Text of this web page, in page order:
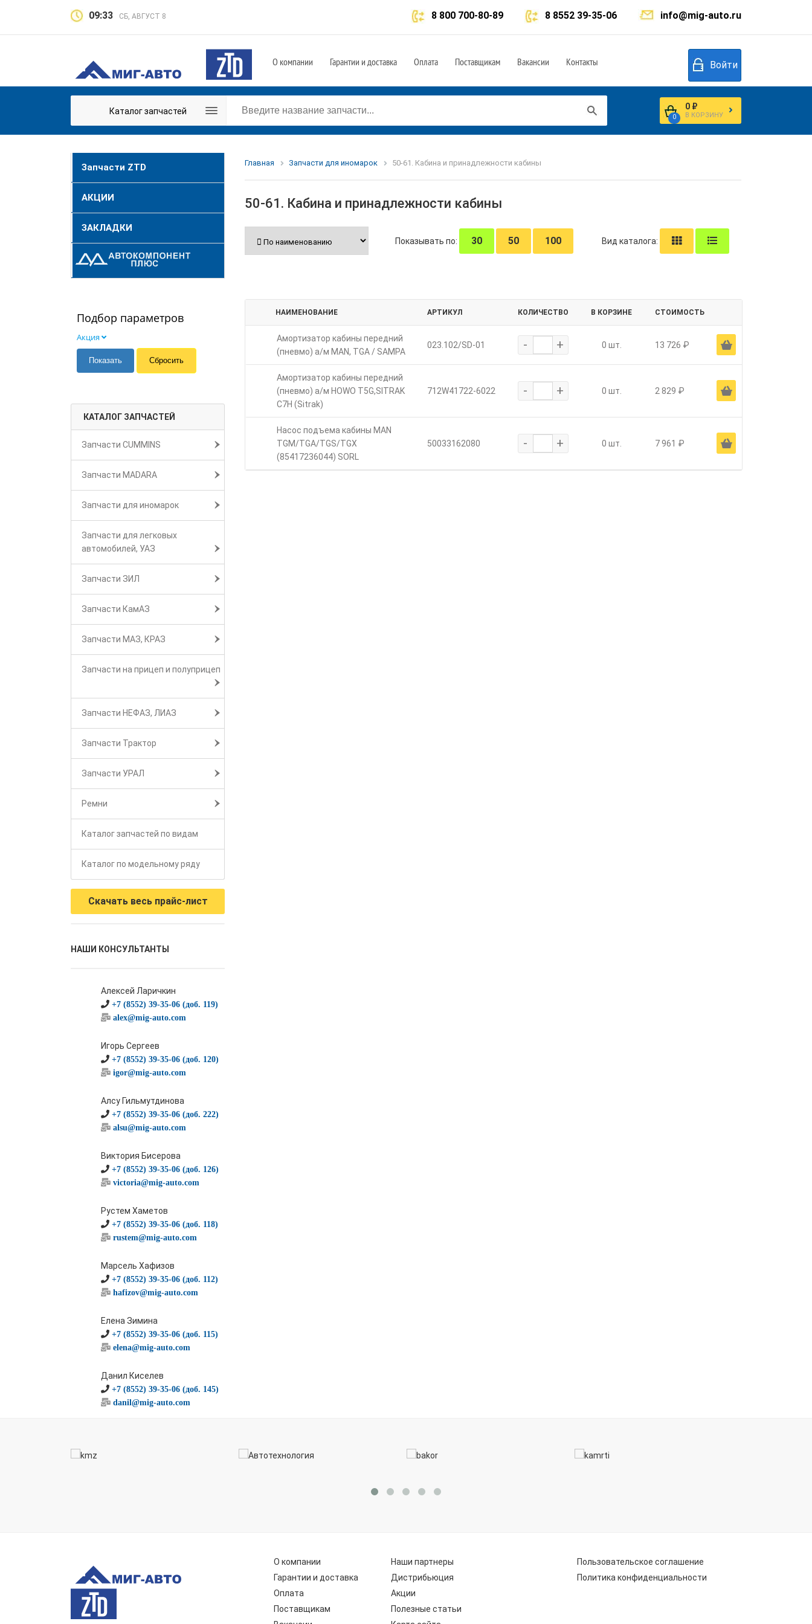
09:33 СБ, АВГУСТ 8 info@mig-auto.ru
8 8552 39-35-06
8 800 700-80-89
О компании Гарантии и доставка Оплата Поставщикам Вакансии Контакты Войти
Каталог запчастей
0
0 ₽
В КОРЗИНУ
Запчасти ZTD
АКЦИИ
ЗАКЛАДКИ
Подбор параметров
Акция
КАТАЛОГ ЗАПЧАСТЕЙ
Запчасти CUMMINS
Запчасти MADARA
Запчасти для иномарок
Запчасти для легковых
автомобилей, УАЗ
Запчасти ЗИЛ
Запчасти КамАЗ
Запчасти МАЗ, КРАЗ
Запчасти на прицеп и полуприцеп
Запчасти НЕФАЗ, ЛИАЗ
Запчасти Трактор
Запчасти УРАЛ
Ремни
Каталог запчастей по видам
Каталог по модельному ряду
Скачать весь прайс-лист
НАШИ КОНСУЛЬТАНТЫ
Алексей Ларичкин
+7 (8552) 39-35-06 (доб. 119)
alex@mig-auto.com
Игорь Сергеев
+7 (8552) 39-35-06 (доб. 120)
igor@mig-auto.com
Алсу Гильмутдинова
+7 (8552) 39-35-06 (доб. 222)
alsu@mig-auto.com
Виктория Бисерова
+7 (8552) 39-35-06 (доб. 126)
victoria@mig-auto.com
Рустем Хаметов
+7 (8552) 39-35-06 (доб. 118)
rustem@mig-auto.com
Марсель Хафизов
+7 (8552) 39-35-06 (доб. 112)
hafizov@mig-auto.com
Елена Зимина
+7 (8552) 39-35-06 (доб. 115)
elena@mig-auto.com
Данил Киселев
+7 (8552) 39-35-06 (доб. 145)
danil@mig-auto.com
Главная Запчасти для иномарок 50-61. Кабина и принадлежности кабины
50-61. Кабина и принадлежности кабины
Показывать по: 30 50 100 Вид каталога:
НАИМЕНОВАНИЕ АРТИКУЛ КОЛИЧЕСТВО В КОРЗИНЕ СТОИМОСТЬ
Амортизатор кабины передний
(пневмо) а/м MAN, TGA / SAMPA
023.102/SD-01 - + 0 шт. 13 726 ₽ Ä
Амортизатор кабины передний
(пневмо) а/м HOWO T5G,SITRAK
C7H (Sitrak)
712W41722-6022 - + 0 шт. 2 829 ₽ Ä
Насос подъема кабины MAN
TGM/TGA/TGS/TGX
(85417236044) SORL
50033162080 - + 0 шт. 7 961 ₽ Ä
О компании
Гарантии и доставка
Оплата
Поставщикам
Наши партнеры
Дистрибьюция
Акции
Полезные статьи
Пользовательское соглашение
Политика конфиденциальности